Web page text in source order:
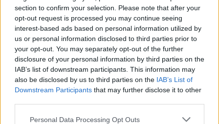
section to confirm your selection. Please note that after your
opt-out request is processed you may continue seeing
interest-based ads based on personal information utilized by
us or personal information disclosed to third parties prior to
your opt-out. You may separately opt-out of the further
disclosure of your personal information by third parties on the
IAB’s list of downstream participants. This information may
also be disclosed by us to third parties on the IAB’s List of
Downstream Participants that may further disclose it to other
Personal Data Processing Opt Outs
ΕΛΛΑΔΑ 09.06.2024 17:43
PARAPOLITIKA NEWSROOM
Πανελλήνιες 2024: Τελευταία εβδομάδα
εξετάσεων για τους υποψηφίους των ΓΕΛ
- Συνέχεια για τα ΕΠΑΛ
Εγγραφή στο newsletter